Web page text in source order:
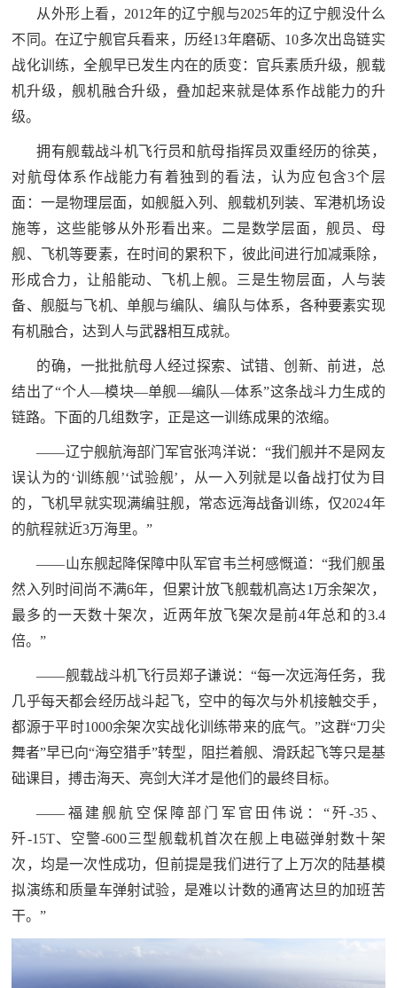
从外形上看，2012年的辽宁舰与2025年的辽宁舰没什么
不同。在辽宁舰官兵看来，历经13年磨砺、10多次出岛链实
战化训练，全舰早已发生内在的质变：官兵素质升级，舰载
机升级，舰机融合升级，叠加起来就是体系作战能力的升
级。
拥有舰载战斗机飞行员和航母指挥员双重经历的徐英，
对航母体系作战能力有着独到的看法，认为应包含3个层
面：一是物理层面，如舰艇入列、舰载机列装、军港机场设
施等，这些能够从外形看出来。二是数学层面，舰员、母
舰、飞机等要素，在时间的累积下，彼此间进行加减乘除，
形成合力，让船能动、飞机上舰。三是生物层面，人与装
备、舰艇与飞机、单舰与编队、编队与体系，各种要素实现
有机融合，达到人与武器相互成就。
的确，一批批航母人经过探索、试错、创新、前进，总
结出了“个人—模块—单舰—编队—体系”这条战斗力生成的
链路。下面的几组数字，正是这一训练成果的浓缩。
——辽宁舰航海部门军官张鸿洋说：“我们舰并不是网友
误认为的‘训练舰’‘试验舰’，从一入列就是以备战打仗为目
的，飞机早就实现满编驻舰，常态远海战备训练，仅2024年
的航程就近3万海里。”
——山东舰起降保障中队军官韦兰柯感慨道：“我们舰虽
然入列时间尚不满6年，但累计放飞舰载机高达1万余架次，
最多的一天数十架次，近两年放飞架次是前4年总和的3.4
倍。”
——舰载战斗机飞行员郑子谦说：“每一次远海任务，我
几乎每天都会经历战斗起飞，空中的每次与外机接触交手，
都源于平时1000余架次实战化训练带来的底气。”这群“刀尖
舞者”早已向“海空猎手”转型，阻拦着舰、滑跃起飞等只是基
础课目，搏击海天、亮剑大洋才是他们的最终目标。
——福建舰航空保障部门军官田伟说：“歼-35、
歼-15T、空警-600三型舰载机首次在舰上电磁弹射数十架
次，均是一次性成功，但前提是我们进行了上万次的陆基模
拟演练和质量车弹射试验，是难以计数的通宵达旦的加班苦
干。”